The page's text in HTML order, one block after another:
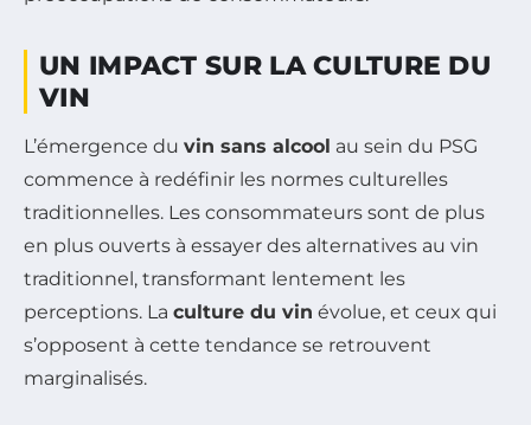
UN IMPACT SUR LA CULTURE DU
VIN
L’émergence du vin sans alcool au sein du PSG
commence à redéfinir les normes culturelles
traditionnelles. Les consommateurs sont de plus
en plus ouverts à essayer des alternatives au vin
traditionnel, transformant lentement les
perceptions. La culture du vin évolue, et ceux qui
s’opposent à cette tendance se retrouvent
marginalisés.